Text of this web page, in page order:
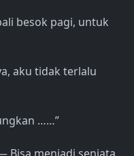
besok pagi, untuk
aku tidak terlalu
……”